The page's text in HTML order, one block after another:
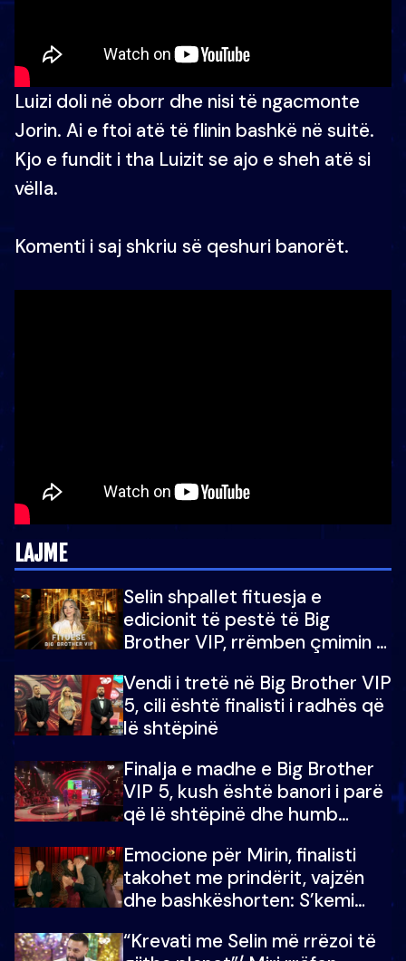
Luizi doli në oborr dhe nisi të ngacmonte
Jorin. Ai e ftoi atë të flinin bashkë në suitë.
Kjo e fundit i tha Luizit se ajo e sheh atë si
vëlla.
Komenti i saj shkriu së qeshuri banorët.
LAJME
Selin shpallet fituesja e
edicionit të pestë të Big
Brother VIP, rrëmben çmimin e
Vendi i tretë në Big Brother VIP
5, cili është finalisti i radhës që
lë shtëpinë
Finalja e madhe e Big Brother
VIP 5, kush është banori i parë
që lë shtëpinë dhe humb
çmimin e madh
Emocione për Mirin, finalisti
takohet me prindërit, vajzën
dhe bashkëshorten: S’kemi
“Krevati me Selin më rrëzoi të